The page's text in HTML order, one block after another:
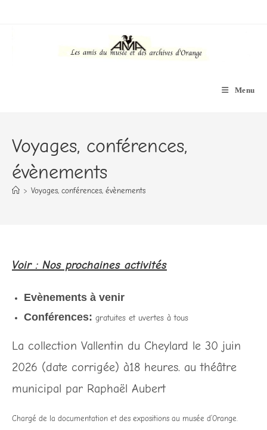
Menu
Voyages, conférences,
évènements
> Voyages, conférences, évènements
Voir : Nos prochaines activités
Evènements à venir
Conférences: gratuites et uvertes à tous
La collection Vallentin du Cheylard le 30 juin
2026 (date corrigée) à18 heures. au théâtre
municipal par Raphaël Aubert
Chargé de la documentation et des expositions au musée d’Orange.